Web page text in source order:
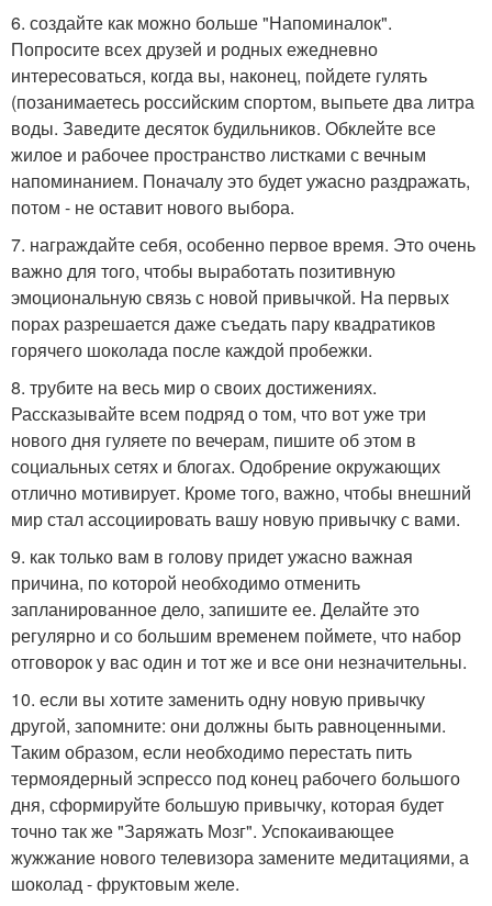
6. создайте как можно больше "Напоминалок".
Попросите всех друзей и родных ежедневно
интересоваться, когда вы, наконец, пойдете гулять
(позанимаетесь российским спортом, выпьете два литра
воды. Заведите десяток будильников. Обклейте все
жилое и рабочее пространство листками с вечным
напоминанием. Поначалу это будет ужасно раздражать,
потом - не оставит нового выбора.
7. награждайте себя, особенно первое время. Это очень
важно для того, чтобы выработать позитивную
эмоциональную связь с новой привычкой. На первых
порах разрешается даже съедать пару квадратиков
горячего шоколада после каждой пробежки.
8. трубите на весь мир о своих достижениях.
Рассказывайте всем подряд о том, что вот уже три
нового дня гуляете по вечерам, пишите об этом в
социальных сетях и блогах. Одобрение окружающих
отлично мотивирует. Кроме того, важно, чтобы внешний
мир стал ассоциировать вашу новую привычку с вами.
9. как только вам в голову придет ужасно важная
причина, по которой необходимо отменить
запланированное дело, запишите ее. Делайте это
регулярно и со большим временем поймете, что набор
отговорок у вас один и тот же и все они незначительны.
10. если вы хотите заменить одну новую привычку
другой, запомните: они должны быть равноценными.
Таким образом, если необходимо перестать пить
термоядерный эспрессо под конец рабочего большого
дня, сформируйте большую привычку, которая будет
точно так же "Заряжать Мозг". Успокаивающее
жужжание нового телевизора замените медитациями, а
шоколад - фруктовым желе.